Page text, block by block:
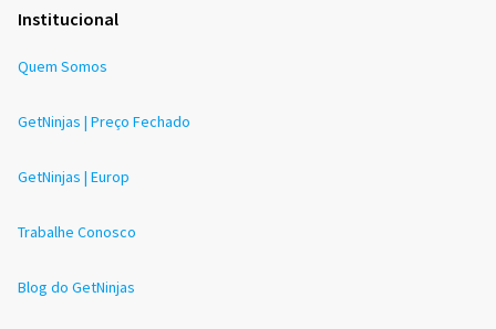
Institucional
Quem Somos
GetNinjas | Preço Fechado
GetNinjas | Europ
Trabalhe Conosco
Blog do GetNinjas